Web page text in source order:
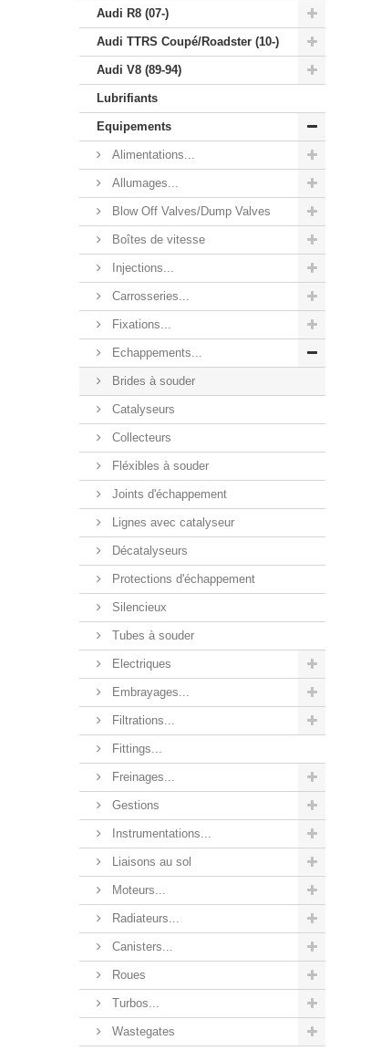
Audi R8 (07-)
Audi TTRS Coupé/Roadster (10-)
Audi V8 (89-94)
Lubrifiants
Equipements
Alimentations...
Allumages...
Blow Off Valves/Dump Valves
Boîtes de vitesse
Injections...
Carrosseries...
Fixations...
Echappements...
Brides à souder
Catalyseurs
Collecteurs
Fléxibles à souder
Joints d'échappement
Lignes avec catalyseur
Décatalyseurs
Protections d'échappement
Silencieux
Tubes à souder
Electriques
Embrayages...
Filtrations...
Fittings...
Freinages...
Gestions
Instrumentations...
Liaisons au sol
Moteurs...
Radiateurs...
Canisters...
Roues
Turbos...
Wastegates